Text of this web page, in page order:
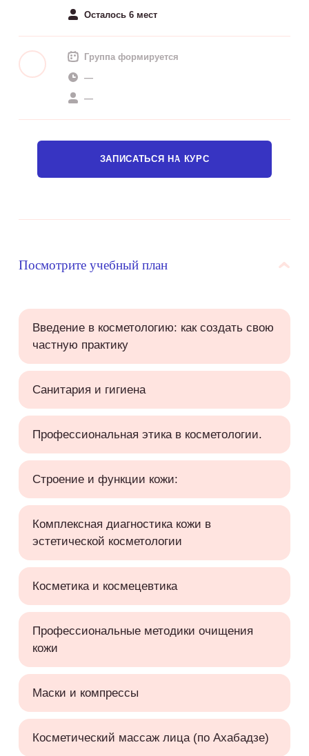
Осталось 6 мест
Группа формируется
—
—
ЗАПИСАТЬСЯ НА КУРС
Посмотрите учебный план
Введение в косметологию: как создать свою
частную практику
Санитария и гигиена
Профессиональная этика в косметологии.
Строение и функции кожи:
Комплексная диагностика кожи в
эстетической косметологии
Косметика и космецевтика
Профессиональные методики очищения
кожи
Маски и компрессы
Косметический массаж лица (по Ахабадзе)